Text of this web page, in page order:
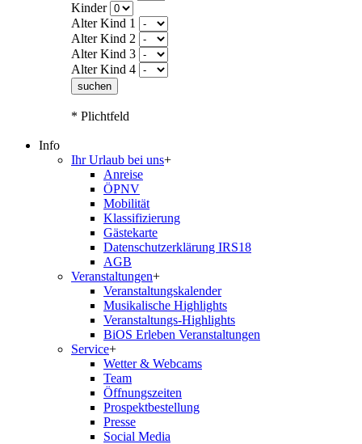
Kinder
Alter Kind 1
Alter Kind 2
Alter Kind 3
Alter Kind 4
suchen
* Plichtfeld
Info
Ihr Urlaub bei uns+
Anreise
ÖPNV
Mobilität
Klassifizierung
Gästekarte
Datenschutzerklärung IRS18
AGB
Veranstaltungen+
Veranstaltungskalender
Musikalische Highlights
Veranstaltungs-Highlights
BiOS Erleben Veranstaltungen
Service+
Wetter & Webcams
Team
Öffnungszeiten
Prospektbestellung
Presse
Social Media